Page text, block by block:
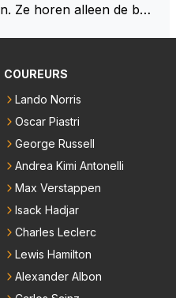
Ze horen alleen de boa
achter gesloten de
nu een paar jaar acht
uitdagingen zoeken of
is niet zo gek als de
RB hun intrede deed a
die nu een aantal van di
hebben ook al jaren
Max geen vreemde
mensen. Er wo
COUREURS
Lando Norris
Oscar Piastri
George Russell
Andrea Kimi Antonelli
Max Verstappen
Isack Hadjar
Charles Leclerc
Lewis Hamilton
Alexander Albon